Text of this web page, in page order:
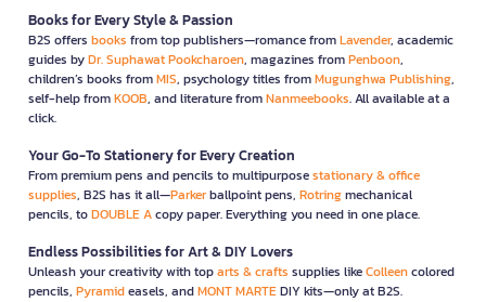
Books for Every Style & Passion
B2S offers books from top publishers—romance fromLavender, academic
guides byDr. Suphawat Pookcharoen, magazines fromPenboon,
children’s books fromMIS, psychology titles fromMugunghwa Publishing,
self-help fromKOOB, and literature fromNanmeebooks. All available at a
click.
Your Go-To Stationery for Every Creation
From premium pens and pencils to multipurposestationary & office
supplies, B2S has it all—Parkerballpoint pens, Rotringmechanical
pencils, toDOUBLE Acopy paper. Everything you need in one place.
Endless Possibilities for Art & DIY Lovers
Unleash your creativity with toparts & crafts supplies likeColleencolored
pencils, Pyramideasels, andMONT MARTEDIY kits—only at B2S.